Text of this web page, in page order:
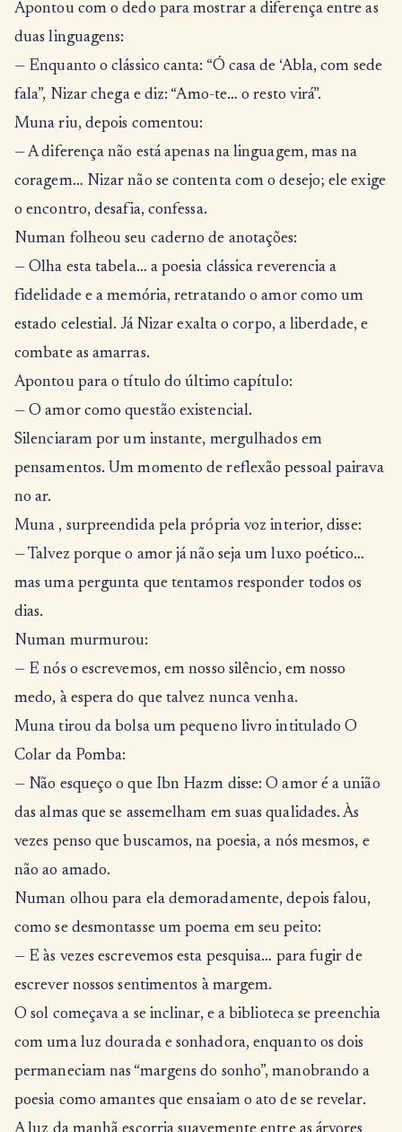
Apontou com o dedo para mostrar a diferença entre as
duas linguagens:
— Enquanto o clássico canta: “Ó casa de ‘Abla, com sede
fala”, Nizar chega e diz: “Amo-te… o resto virá”.
Muna riu, depois comentou:
— A diferença não está apenas na linguagem, mas na
coragem… Nizar não se contenta com o desejo; ele exige
o encontro, desafia, confessa.
Numan folheou seu caderno de anotações:
— Olha esta tabela… a poesia clássica reverencia a
fidelidade e a memória, retratando o amor como um
estado celestial. Já Nizar exalta o corpo, a liberdade, e
combate as amarras.
Apontou para o título do último capítulo:
— O amor como questão existencial.
Silenciaram por um instante, mergulhados em
pensamentos. Um momento de reflexão pessoal pairava
no ar.
Muna , surpreendida pela própria voz interior, disse:
— Talvez porque o amor já não seja um luxo poético…
mas uma pergunta que tentamos responder todos os
dias.
Numan murmurou:
— E nós o escrevemos, em nosso silêncio, em nosso
medo, à espera do que talvez nunca venha.
Muna tirou da bolsa um pequeno livro intitulado O
Colar da Pomba:
— Não esqueço o que Ibn Hazm disse: O amor é a união
das almas que se assemelham em suas qualidades. Às
vezes penso que buscamos, na poesia, a nós mesmos, e
não ao amado.
Numan olhou para ela demoradamente, depois falou,
como se desmontasse um poema em seu peito:
— E às vezes escrevemos esta pesquisa… para fugir de
escrever nossos sentimentos à margem.
O sol começava a se inclinar, e a biblioteca se preenchia
com uma luz dourada e sonhadora, enquanto os dois
permaneciam nas “margens do sonho”, manobrando a
poesia como amantes que ensaiam o ato de se revelar.